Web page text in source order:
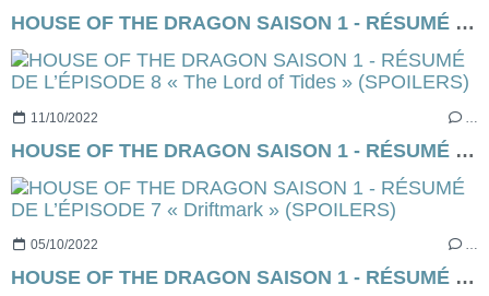
HOUSE OF THE DRAGON SAISON 1 - RÉSUMÉ DE L’ÉPISODE 9 « The Green Council » (SPOILERS)
11/10/2022
HOUSE OF THE DRAGON SAISON 1 - RÉSUMÉ DE L’ÉPISODE 8 « The Lord of Tides » (SPOILERS)
05/10/2022 …
HOUSE OF THE DRAGON SAISON 1 - RÉSUMÉ DE L’ÉPISODE 7 « Driftmark » (SPOILERS)